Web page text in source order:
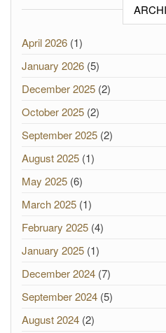
April 2026 (1)
January 2026 (5)
December 2025 (2)
October 2025 (2)
September 2025 (2)
August 2025 (1)
May 2025 (6)
March 2025 (1)
February 2025 (4)
January 2025 (1)
December 2024 (7)
September 2024 (5)
August 2024 (2)